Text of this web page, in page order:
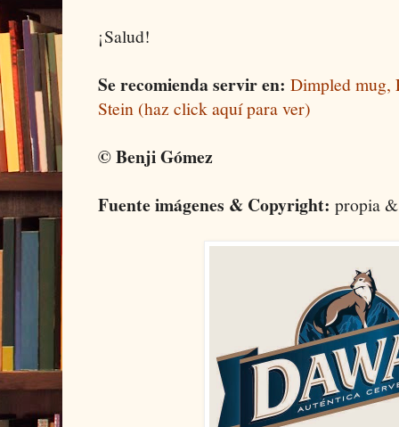
¡Salud!
Se recomienda servir en: Dimpled mug,
Stein (haz click aquí para ver)
© Benji Gómez
Fuente imágenes & Copyright: propia